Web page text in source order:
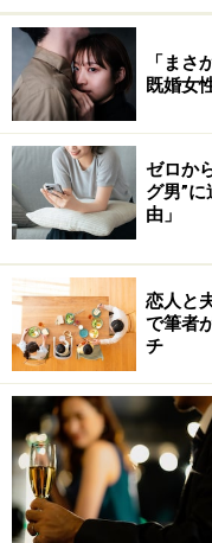
「まさ
既婚女
ゼロか
グ男”
由」
恋人と
で筆者
チ